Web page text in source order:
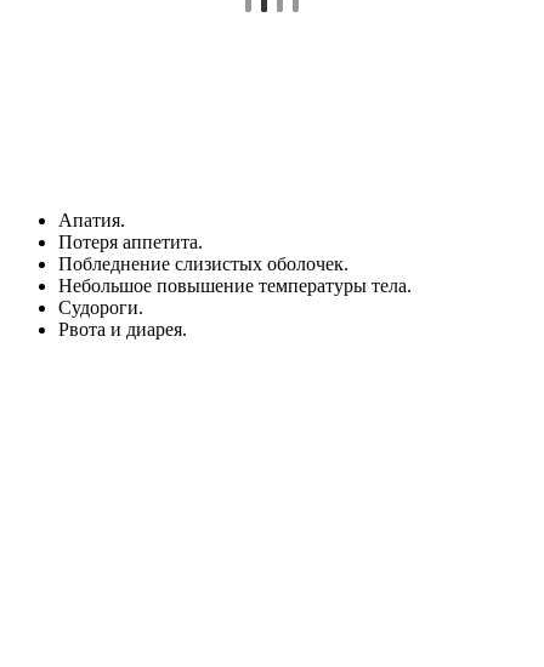
Апатия.
Потеря аппетита.
Побледнение слизистых оболочек.
Небольшое повышение температуры тела.
Судороги.
Рвота и диарея.